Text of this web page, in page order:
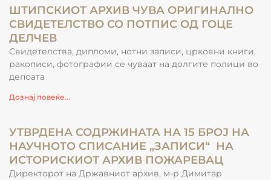
ШТИПСКИОТ АРХИВ ЧУВА ОРИГИНАЛНО
СВИДЕТЕЛСТВО СО ПОТПИС ОД ГОЦЕ
ДЕЛЧЕВ
Свидетелства, дипломи, нотни записи, црковни книги,
ракописи, фотографии се чуваат на долгите полици во
депоата
Дознај повеќе...
УТВРДЕНА СОДРЖИНАТА НА 15 БРОЈ НА
НАУЧНОТО СПИСАНИЕ „ЗАПИСИ“ НА
ИСТОРИСКИОТ АРХИВ ПОЖАРЕВАЦ
Директорот на Државниот архив, м-р Димитар